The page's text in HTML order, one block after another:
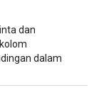
dan
dalam